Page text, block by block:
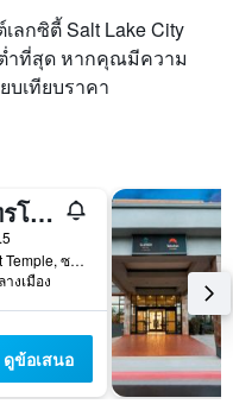
ลกซิตี้ Salt Lake City
ำที่สุด หากคุณมีความ
บเทียบราคา
เดอะเมโทรโพลิตันอินน์
524 South West Temple, ซอลต์เลกซิตี้, UT, สหรัฐอเมริกา
งเมือง
ดูข้อเสนอ